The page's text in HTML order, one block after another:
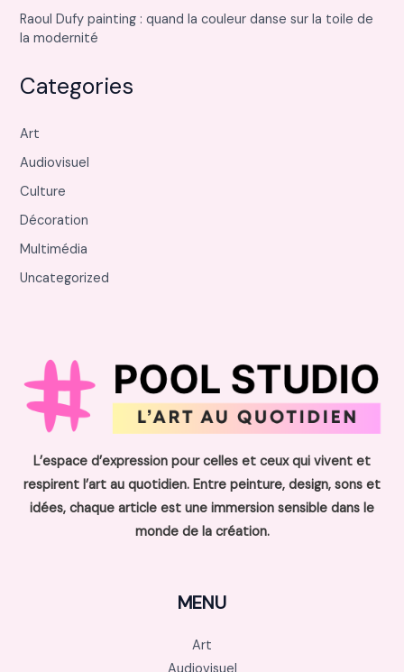
Raoul Dufy painting : quand la couleur danse sur la toile de
la modernité
Categories
Art
Audiovisuel
Culture
Décoration
Multimédia
Uncategorized
L’espace d’expression pour celles et ceux qui vivent et
respirent l’art au quotidien. Entre peinture, design, sons et
idées, chaque article est une immersion sensible dans le
monde de la création.
MENU
Art